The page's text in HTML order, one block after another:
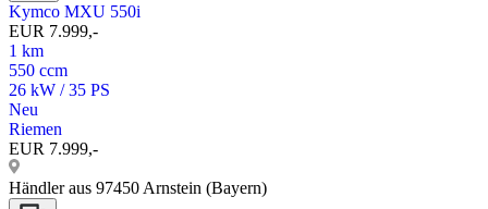
Kymco MXU 550i
EUR 7.999,-
1 km
550 ccm
26 kW / 35 PS
Neu
Riemen
EUR 7.999,-
Händler aus 97450 Arnstein (Bayern)